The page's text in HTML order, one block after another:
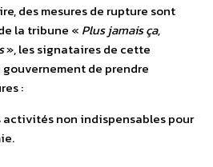
des mesures de rupture sont
la tribune « Plus jamais ça,
», les signataires de cette
de prendre
:
activités non indispensables pour